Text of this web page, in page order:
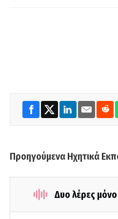
Προηγούμενα Ηχητικά
Δυο λέρες